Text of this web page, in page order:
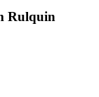
Rulquin